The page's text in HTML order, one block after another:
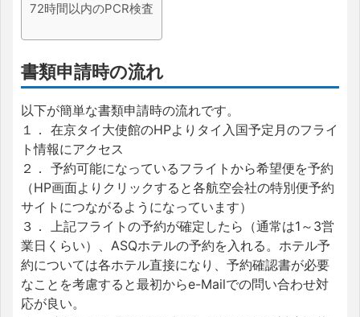
72時間以内のPCR検査
書類申請時の流れ
以下が簡単な書類申請時の流れです。
１． 在京タイ大使館のHPよりタイ入国予定月のフライ
ト情報にアクセス
２． 予約可能になっているフライトから希望便を予約
（HP画面よりクリックすると各航空会社の特別便予約
サイトにつながるようになっています）
３． 上記フライトの予約が確定したら（通常は1～3営
業日くらい）、ASQホテルの予約を入れる。ホテル予
約については各ホテル直接になり、予約確認書が必要
なことを考慮すると最初からe-Mailでの問い合わせ対
応が良い。